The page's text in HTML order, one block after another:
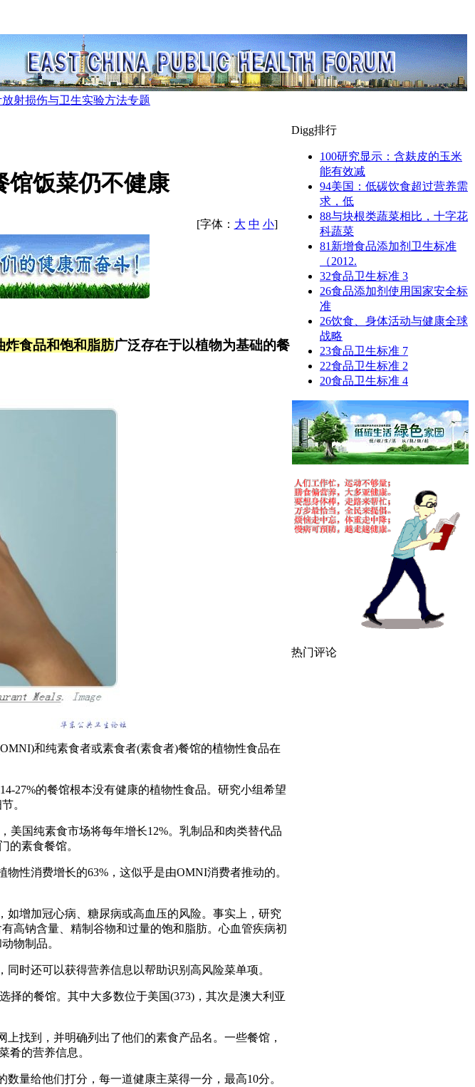
放射损伤与卫生实验方法专题
馆饭菜仍不健康
[字体： 大 中 小]
炸食品和饱和脂肪广泛存在于以植物为基础的餐
和纯素食者或素食者(素食者)餐馆的植物性食品在
14-27%的餐馆根本没有健康的植物性食品。研究小组希望
。
美国纯素食市场将每年增长12%。乳制品和肉类替代品
的素食餐馆。
物性消费增长的63% ，这似乎是由OMNI消费者推动的。
增加冠心病、糖尿病或高血压的风险。事实上，研究
高钠含量、精制谷物和过量的饱和脂肪。心血管疾病初
物制品。
时还可以获得营养信息以帮助识别高风险菜单项。
择的餐馆。其中大多数位于美国(373) ，其次是澳大利亚
找到，并明确列出了他们的素食产品名。一些餐馆，
肴的营养信息。
量给他们打分，每一道健康主菜得一分，最高10分。
Digg排行
100研究显示：含麸皮的玉米
能有效减
94美国：低碳饮食超过营养需
求，低
88与块根类蔬菜相比，十字花
科蔬菜
81 新增食品添加剂卫生标准
（2012.
32食品卫生标准 3
26食品添加剂使用国家安全标
准
26饮食、身体活动与健康全球
战略
23食品卫生标准 7
22食品卫生标准 2
20食品卫生标准 4
热门评论